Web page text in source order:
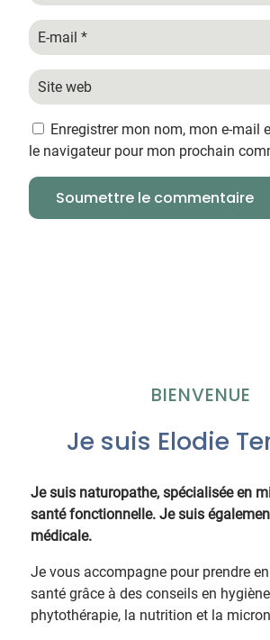
Enregistrer mon nom, mon e-mail
le navigateur pour mon prochain
Soumettre le commentaire
BIENVENUE
Je suis Elodie
Je suis naturopathe, spécialisée en
santé fonctionnelle. Je suis
médicale.
Je vous accompagne pour prendre
santé grâce à des conseils en
phytothérapie, la nutrition et la